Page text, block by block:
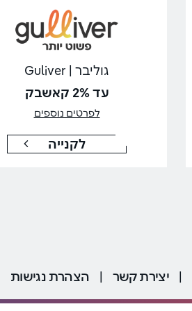
גוליבר | Guliver
עד 2% קאשבק
לפרטים נוספים
לקנייה
| יצירת קשר | הצהרת נגישות